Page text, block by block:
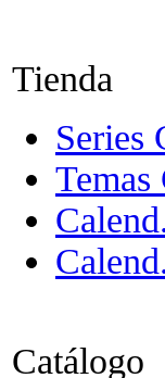
Tienda
Series
Temas
Catálogo